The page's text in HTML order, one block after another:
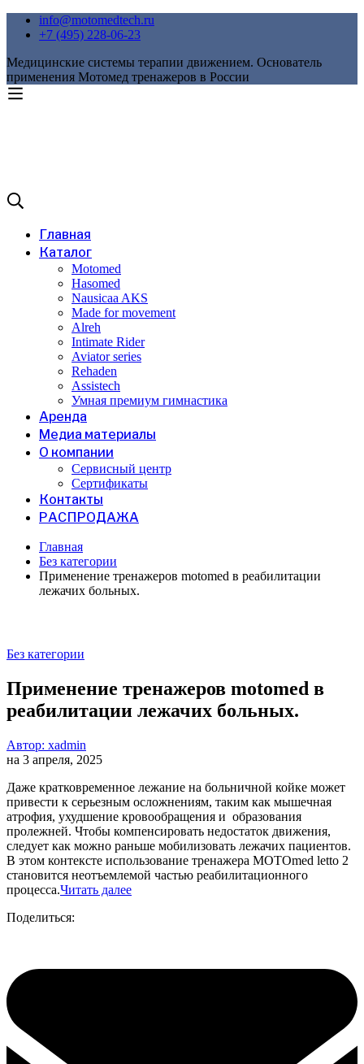
info@motomedtech.ru
+7 (495) 228-06-23
Медицинские системы терапии движением. Основатель
применения Мотомед тренажеров в России
Главная
Каталог
Motomed
Hasomed
Nausicaa AKS
Made for movement
Alreh
Intimate Rider
Aviator series
Rehaden
Assistech
Умная премиум гимнастика
Аренда
Медиа материалы
О компании
Сервисный центр
Сертификаты
Контакты
РАСПРОДАЖА
Главная
Без категории
Применение тренажеров motomed в реабилитации
лежачих больных.
Без категории
Применение тренажеров motomed в
реабилитации лежачих больных.
Автор: xadmin
на 3 апреля, 2025
Даже кратковременное лежание на больничной койке может
привести к серьезным осложнениям, таким как мышечная
атрофия, ухудшение кровообращения и образования
пролежней. Чтобы компенсировать недостаток движения,
следует как можно раньше мобилизовать лежачих пациентов.
В этом контексте использование тренажера MOTOmed letto 2
становится неотъемлемой частью реабилитационного
процесса.Читать далее
Поделиться: